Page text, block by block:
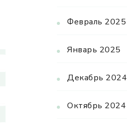
Февраль 2025
Январь 2025
Декабрь 2024
Октябрь 2024